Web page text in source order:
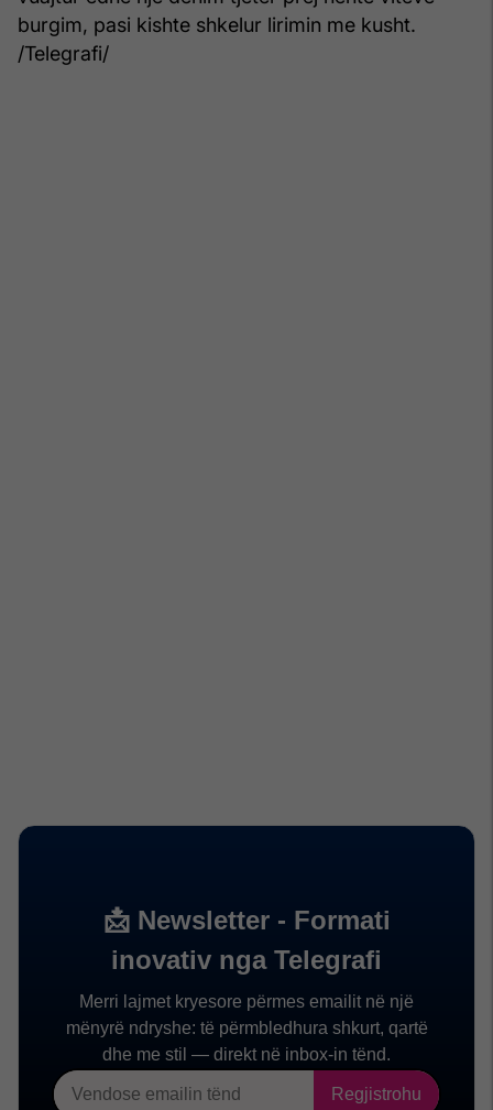
burgim, pasi kishte shkelur lirimin me kusht.
/Telegrafi/